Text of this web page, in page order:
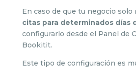
En caso de que tu negocio solo
citas para determinados días
configurarlo desde el Panel de
Bookitit.
Este tipo de configuración es